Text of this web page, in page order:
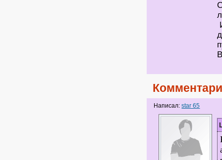
Написал:star 65